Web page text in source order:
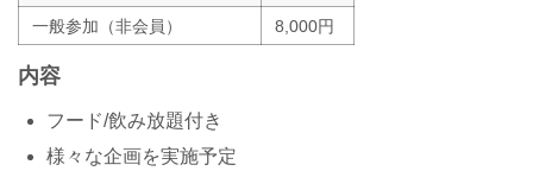
一般参加（非会員）
8,000円
内容
フード/飲み放題付き
様々な企画を実施予定